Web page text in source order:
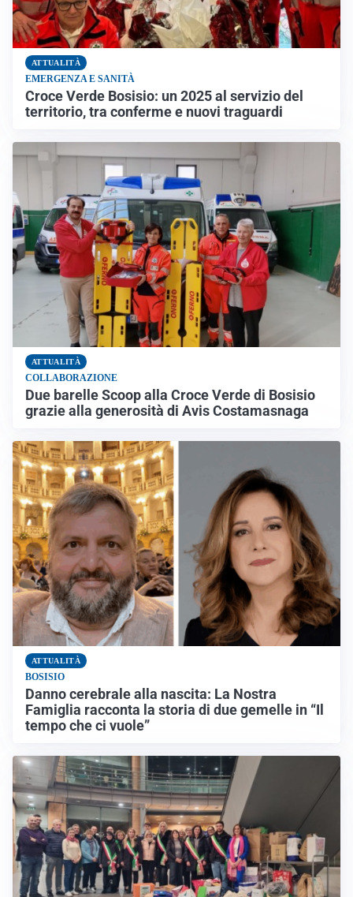
ATTUALITÀ
EMERGENZA E SANITÀ
Croce Verde Bosisio: un 2025 al servizio del
territorio, tra conferme e nuovi traguardi
ATTUALITÀ
COLLABORAZIONE
Due barelle Scoop alla Croce Verde di Bosisio
grazie alla generosità di Avis Costamasnaga
ATTUALITÀ
BOSISIO
Danno cerebrale alla nascita: La Nostra
Famiglia racconta la storia di due gemelle in “Il
tempo che ci vuole”